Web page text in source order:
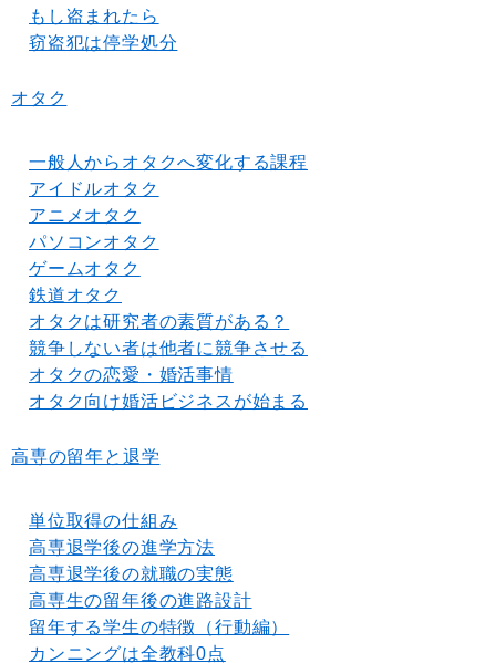
もし盗まれたら
窃盗犯は停学処分
オタク
一般人からオタクへ変化する課程
アイドルオタク
アニメオタク
パソコンオタク
ゲームオタク
鉄道オタク
オタクは研究者の素質がある？
競争しない者は他者に競争させる
オタクの恋愛・婚活事情
オタク向け婚活ビジネスが始まる
高専の留年と退学
単位取得の仕組み
高専退学後の進学方法
高専退学後の就職の実態
高専生の留年後の進路設計
留年する学生の特徴（行動編）
カンニングは全教科0点